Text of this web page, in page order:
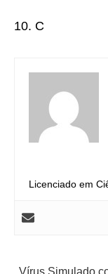
10. C
Licenciado em
Vírus Simulado